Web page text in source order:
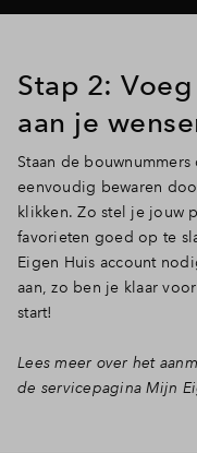
Stap 2:
aan je
Staan de
eenvoudig bewaren
klikken. Zo stel je jouw
favorieten goed op te
Eigen Huis account
aan, zo ben je klaar
start!
Lees meer over het
de servicepagina Mijn